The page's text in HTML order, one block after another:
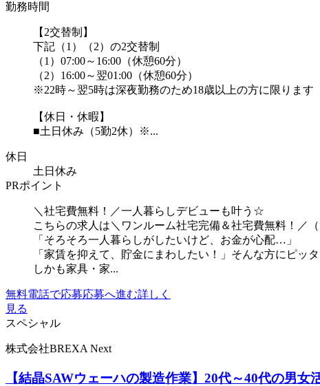
勤務時間
【2交替制】
下記（1）（2）の2交替制
（1）07:00～16:00（休憩60分）
（2）16:00～翌01:00（休憩60分）
※22時～翌5時は深夜勤務のため18歳以上の方に限ります
【休日・休暇】
■土日休み（5勤2休）※...
休日
土日休み
PRポイント
＼社宅費無料！／一人暮らしデビューも叶う☆
こちらの求人は＼ワンルーム社宅完備＆社宅費無料！／
「そろそろ一人暮らしがしたいけど、お金が心配…」
「家賃を抑えて、貯金にまわしたい！」そんな方にピッ
しかも家具・家...
無料電話で応募応募へ進む詳しく
見る
スペシャル
株式会社BREXA Next
【結晶SAWウェーハの製造作業】20代～40代の男